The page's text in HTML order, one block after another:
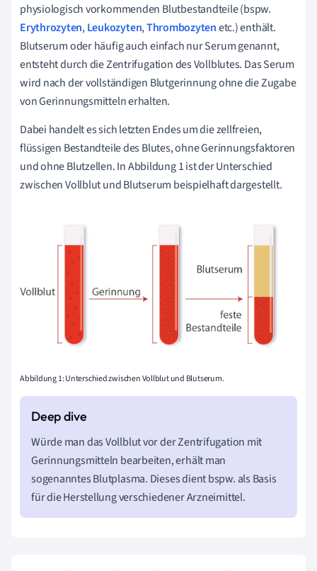
physiologisch vorkommenden Blutbestandteile (bspw.
Erythrozyten,Leukozyten,Thrombozytenetc.) enthält.
Blutserum oder häufig auch einfach nur Serum genannt,
entsteht durch die Zentrifugation des Vollblutes. Das Serum
wird nach der vollständigen Blutgerinnung ohne die Zugabe
von Gerinnungsmitteln erhalten.
Dabei handelt es sich letzten Endes um die zellfreien,
flüssigen Bestandteile des Blutes, ohne Gerinnungsfaktoren
und ohne Blutzellen.In Abbildung 1 ist der Unterschied
zwischen Vollblut und Blutserum beispielhaft dargestellt.
Abbildung 1: Unterschied zwischen Vollblut und Blutserum.
Würde man das Vollblut vor der Zentrifugation mit
Gerinnungsmitteln bearbeiten, erhält man
sogenanntes Blutplasma. Dieses dient bspw. als Basis
für die Herstellung verschiedener Arzneimittel.